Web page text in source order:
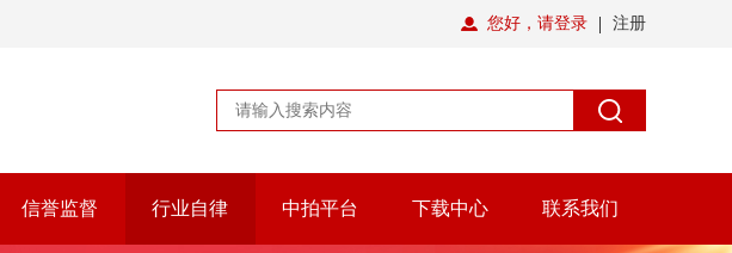
您好，请登录 注册
信誉监督 行业自律 中拍平台 下载中心 联系我们